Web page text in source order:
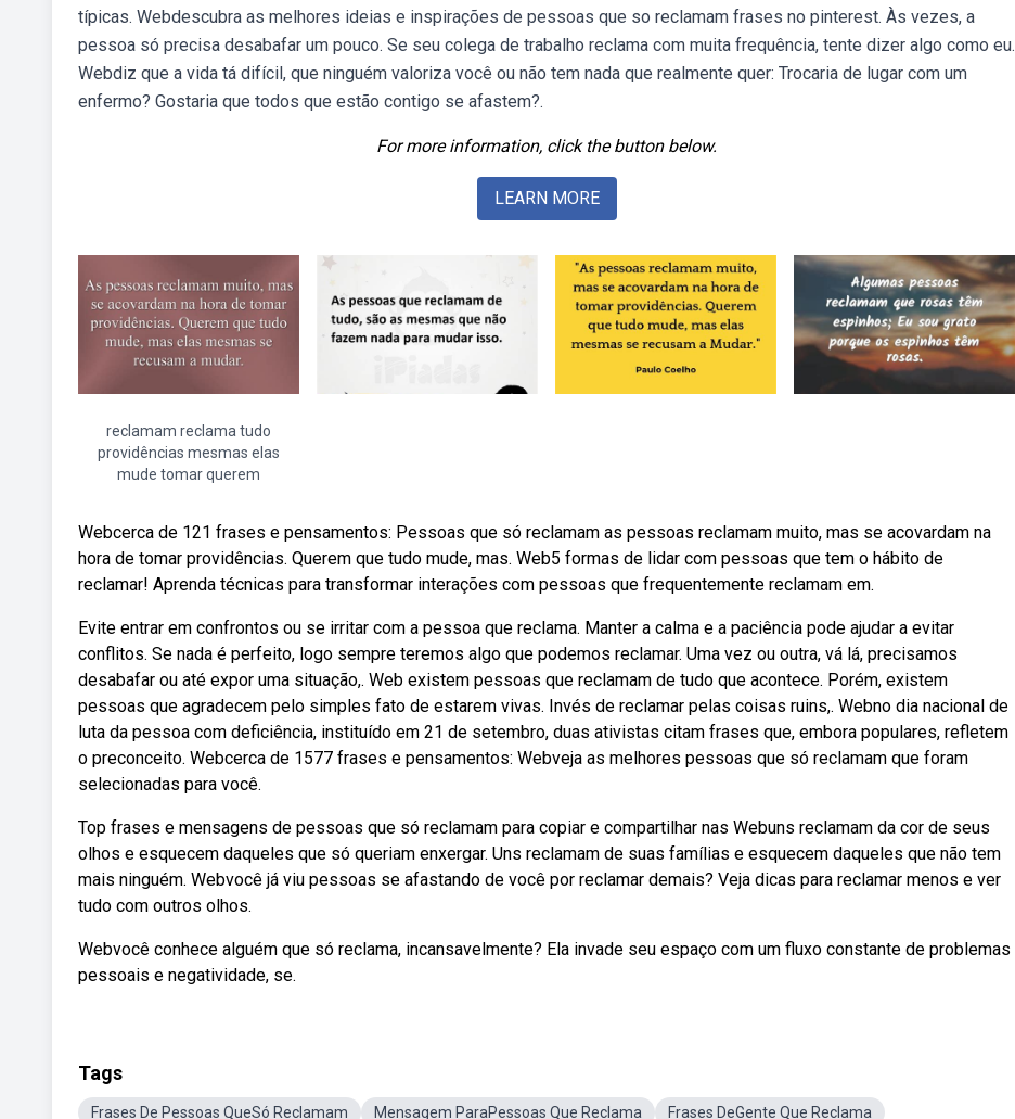
típicas. Webdescubra as melhores ideias e inspirações de pessoas que so reclamam frases no pinterest. Às vezes, a
pessoa só precisa desabafar um pouco. Se seu colega de trabalho reclama com muita frequência, tente dizer algo como eu.
Webdiz que a vida tá difícil, que ninguém valoriza você ou não tem nada que realmente quer: Trocaria de lugar com um
enfermo? Gostaria que todos que estão contigo se afastem?.
For more information, click the button below.
LEARN MORE
reclamam reclama tudo
providências mesmas elas
mude tomar querem
Webcerca de 121 frases e pensamentos: Pessoas que só reclamam as pessoas reclamam muito, mas se acovardam na
hora de tomar providências. Querem que tudo mude, mas. Web5 formas de lidar com pessoas que tem o hábito de
reclamar! Aprenda técnicas para transformar interações com pessoas que frequentemente reclamam em.
Evite entrar em confrontos ou se irritar com a pessoa que reclama. Manter a calma e a paciência pode ajudar a evitar
conflitos. Se nada é perfeito, logo sempre teremos algo que podemos reclamar. Uma vez ou outra, vá lá, precisamos
desabafar ou até expor uma situação,. Web⁠ existem pessoas que reclamam de tudo que acontece. Porém, existem
pessoas que agradecem pelo simples fato de estarem vivas. Invés de reclamar pelas coisas ruins,. Webno dia nacional de
luta da pessoa com deficiência, instituído em 21 de setembro, duas ativistas citam frases que, embora populares, refletem
o preconceito. Webcerca de 1577 frases e pensamentos: Webveja as melhores pessoas que só reclamam que foram
selecionadas para você.
Top frases e mensagens de pessoas que só reclamam para copiar e compartilhar nas Webuns reclamam da cor de seus
olhos e esquecem daqueles que só queriam enxergar. Uns reclamam de suas famílias e esquecem daqueles que não tem
mais ninguém. Webvocê já viu pessoas se afastando de você por reclamar demais? Veja dicas para reclamar menos e ver
tudo com outros olhos.
Webvocê conhece alguém que só reclama, incansavelmente? Ela invade seu espaço com um fluxo constante de problemas
pessoais e negatividade, se.
Tags
Frases De Pessoas QueSó Reclamam Mensagem ParaPessoas Que Reclama Frases DeGente Que Reclama